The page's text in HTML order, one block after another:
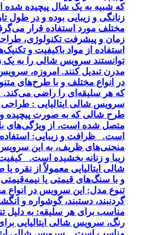
که شبیه به یک شال پیچیده شده
زنانگی و زیبایی بوده و در طول
مختلف مورد استفاده قرار
زمان و پیشرفت تکنولوژی، طراحان
استفاده از مواد باکیفیت و
توانستند سرویس شالی را به یک
مدرن تبدیل کنند. امروزه،
در انواع مختلف و با طرح‌های
که هر سلیقه‌ای را راضی
سرویس شالی ایتالیایی :
طرح شالی که به صورت پیچیده
متصل شده است، از ویژگی‌های
است. ظرافت و زیبایی:
منحنی‌های ظریف، به این
زیبا و زنانه بخشیده است.
شالی ایتالیایی معمولاً از نقره
و با سنگ‌های قیمتی یا
تنوع مدل: این سرویس در انواع
گردنبند، دستبند، گوشواره و
مناسب برای هر سلیقه: به دلیل
رنگ، سرویس شالی ایتالیایی